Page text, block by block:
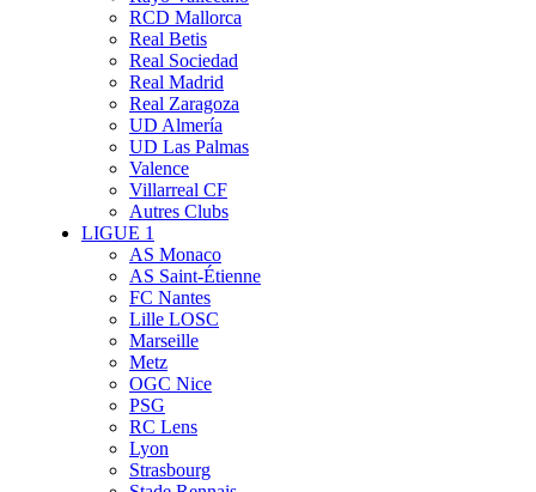
RCD Mallorca
Real Betis
Real Sociedad
Real Madrid
Real Zaragoza
UD Almería
UD Las Palmas
Valence
Villarreal CF
Autres Clubs
LIGUE 1
AS Monaco
AS Saint-Étienne
FC Nantes
Lille LOSC
Marseille
Metz
OGC Nice
PSG
RC Lens
Lyon
Strasbourg